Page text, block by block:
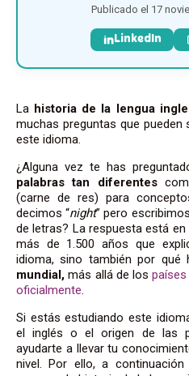
Publicado el 17
LinkedIn
La historia de la lengua
muchas preguntas que
este idioma.
¿Alguna vez te has
palabras tan diferentes
(carne de res) para
decimos “night” pero
de letras? La respuesta está
más de 1.500 años que
idioma, sino también por qué
mundial,más allá de los
oficialmente
Si estás estudiando este
el inglés o el origen de las
ayudarte a llevar tu
nivel. Por ello, a